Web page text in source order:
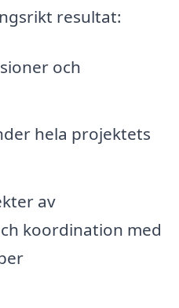
resultat:
och
hela projektets
av
koordination med